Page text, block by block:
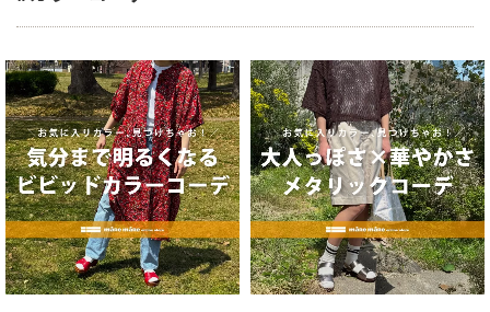
カテゴリー
特徴
ブランド
カラー